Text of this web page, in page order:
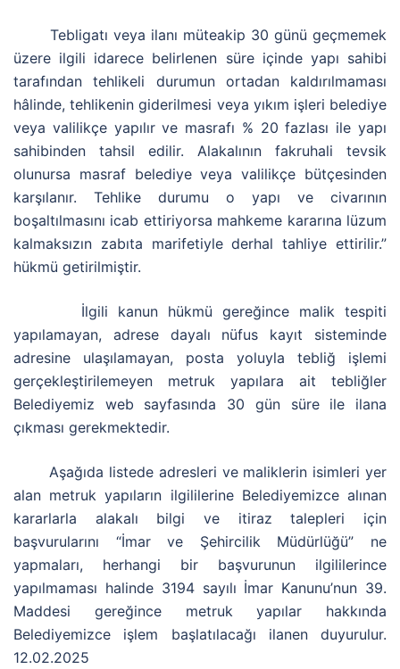
Tebligatı veya ilanı müteakip 30 günü geçmemek
üzere ilgili idarece belirlenen süre içinde yapı sahibi
tarafından tehlikeli durumun ortadan kaldırılmaması
hâlinde, tehlikenin giderilmesi veya yıkım işleri belediye
veya valilikçe yapılır ve masrafı % 20 fazlası ile yapı
sahibinden tahsil edilir. Alakalının fakruhali tevsik
olunursa masraf belediye veya valilikçe bütçesinden
karşılanır. Tehlike durumu o yapı ve civarının
boşaltılmasını icab ettiriyorsa mahkeme kararına lüzum
kalmaksızın zabıta marifetiyle derhal tahliye ettirilir.”
hükmü getirilmiştir.
İlgili kanun hükmü gereğince malik tespiti
yapılamayan, adrese dayalı nüfus kayıt sisteminde
adresine ulaşılamayan, posta yoluyla tebliğ işlemi
gerçekleştirilemeyen metruk yapılara ait tebliğler
Belediyemiz web sayfasında 30 gün süre ile ilana
çıkması gerekmektedir.
Aşağıda listede adresleri ve maliklerin isimleri yer
alan metruk yapıların ilgililerine Belediyemizce alınan
kararlarla alakalı bilgi ve itiraz talepleri için
başvurularını “İmar ve Şehircilik Müdürlüğü” ne
yapmaları, herhangi bir başvurunun ilgililerince
yapılmaması halinde 3194 sayılı İmar Kanunu’nun 39.
Maddesi gereğince metruk yapılar hakkında
Belediyemizce işlem başlatılacağı ilanen duyurulur.
12.02.2025